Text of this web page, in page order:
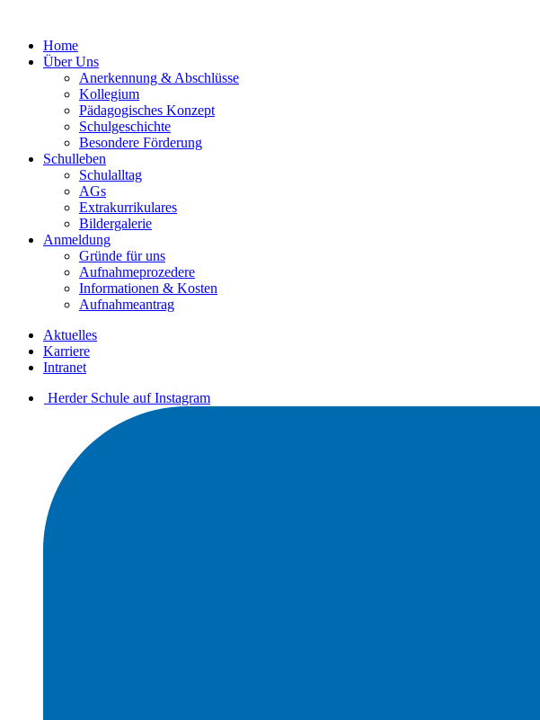
Home
Über Uns
Anerkennung & Abschlüsse
Kollegium
Pädagogisches Konzept
Schulgeschichte
Besondere Förderung
Schulleben
Schulalltag
AGs
Extrakurrikulares
Bildergalerie
Anmeldung
Gründe für uns
Aufnahmeprozedere
Informationen & Kosten
Aufnahmeantrag
Aktuelles
Karriere
Intranet
Herder Schule auf Instagram